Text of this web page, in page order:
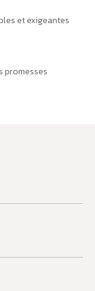
et exigeantes
promesses